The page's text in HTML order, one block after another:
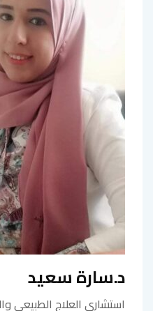
د.سارة سعيد
استشاري العلاج الطبيعي